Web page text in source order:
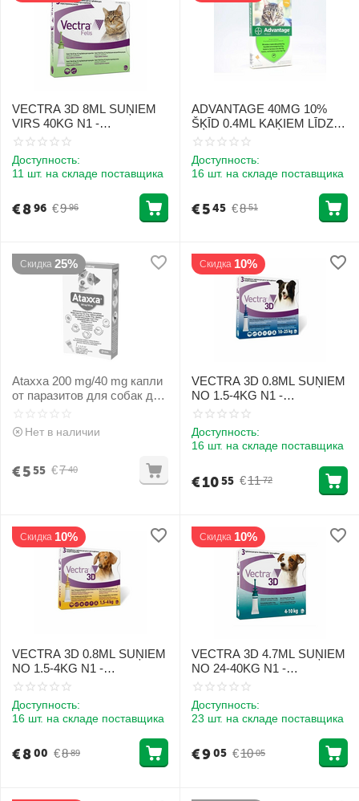
VECTRA 3D 8ML SUŅIEM
VIRS 40KG N1 -
PRETPARAZITĀRI PILIENI
Доступность:
11 шт. на складе поставщика
€9 96
€896
ADVANTAGE 40MG 10%
ŠĶĪD 0.4ML KAĶIEM LĪDZ
4KG N1
Доступность:
16 шт. на складе поставщика
€8 51
€545
Скидка 25%
Ataxxa 200 mg/40 mg капли
от паразитов для собак до
Нет в наличии
€7 40
€555
Скидка 10%
VECTRA 3D 0.8ML SUŅIEM
NO 1.5-4KG N1 -
PRETPARAZITĀRI PILIENI
[CLONE]
Доступность:
16 шт. на складе поставщика
€11 72
€1055
Скидка 10%
VECTRA 3D 0.8ML SUŅIEM
NO 1.5-4KG N1 -
PRETPARAZITĀRI PILIENI
Доступность:
16 шт. на складе поставщика
€8 89
€800
Скидка 10%
VECTRA 3D 4.7ML SUŅIEM
NO 24-40KG N1 -
PRETPARAZITĀRI PILIENI
Доступность:
23 шт. на складе поставщика
€10 05
€905